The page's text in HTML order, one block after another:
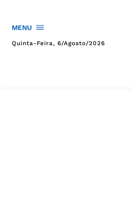
MENU
Quinta-Feira, 6/agosto/2026